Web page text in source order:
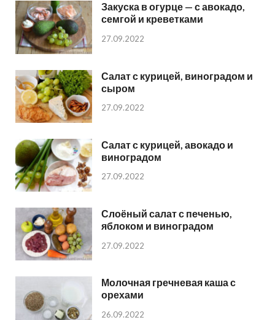
Закуска в огурце — с авокадо,
семгой и креветками
27.09.2022
Салат с курицей, виноградом и
сыром
27.09.2022
Салат с курицей, авокадо и
виноградом
27.09.2022
Слоёный салат с печенью,
яблоком и виноградом
27.09.2022
Молочная гречневая каша с
орехами
26.09.2022